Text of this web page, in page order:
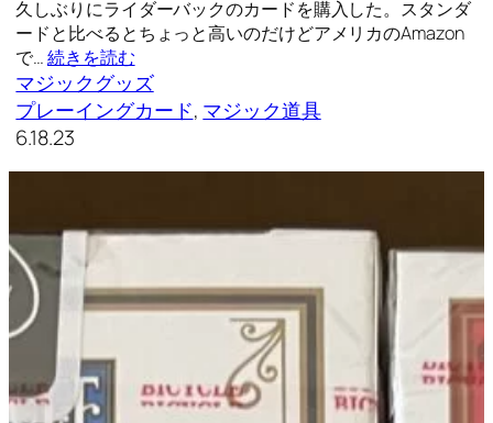
久しぶりにライダーバックのカードを購入した。スタンダ
ードと比べるとちょっと高いのだけどアメリカのAmazon
で…続きを読む
マジックグッズ
プレーイングカード, マジック道具
6.18.23